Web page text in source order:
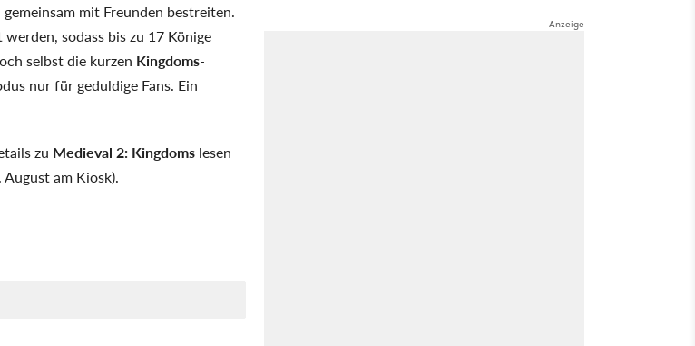
mit Freunden bestreiten.
sodass bis zu 17 Könige
selbst die kurzen Kingdoms-
nur für geduldige Fans. Ein
zu Medieval 2: Kingdoms lesen
am Kiosk).